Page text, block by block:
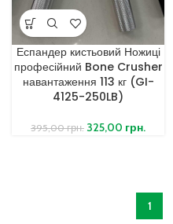
Еспандер кистьовий Ножиці
професійний Bone Crusher
навантаження 113 кг (GI-
4125-250LB)
395,00грн. 325,00 грн.
1